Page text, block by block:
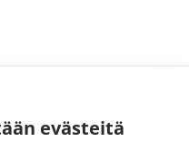
evästeitä